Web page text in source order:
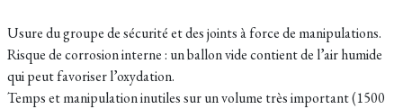
Usure du groupe de sécurité et des joints à force de manipulations.
Risque de corrosion interne : un ballon vide contient de l’air humide
qui peut favoriser l’oxydation.
Temps et manipulation inutiles sur un volume très important (1500